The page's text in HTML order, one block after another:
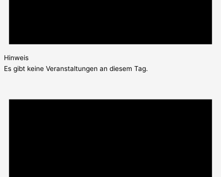
Hinweis
Es gibt keine Veranstaltungen an diesem Tag.